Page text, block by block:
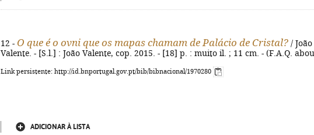
12 - O que é o ovni que os mapas chamam de Palácio de Cristal? / João
Valente. - [S.l.] : João Valente, cop. 2015. - [18] p. : muito il. ; 11 cm. - (F.A.Q.
Link persistente: http://id.bnportugal.gov.pt/bib/bibnacional/1970280
ADICIONAR À LISTA